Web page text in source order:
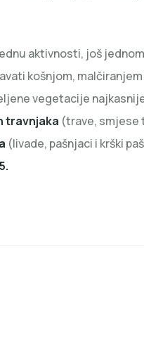
aktivnosti, još
košnjom,
vegetacije
travnjaka (trave, smjese
(livade, pašnjaci i krški